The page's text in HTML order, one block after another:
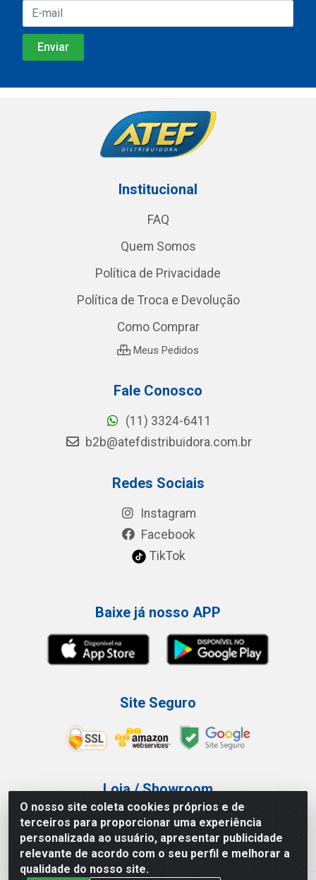
O nosso site coleta cookies próprios e de
terceiros para proporcionar uma experiência
personalizada ao usuário, apresentar publicidade
relevante de acordo com o seu perfil e melhorar a
qualidade do nosso site.
Institucional
FAQ
Quem Somos
Política de Privacidade
Política de Troca e Devolução
Como Comprar
Meus Pedidos
Fale Conosco
(11) 3324-6411
b2b@atefdistribuidora.com.br
Redes Sociais
Instagram
Facebook
TikTok
Baixe já nosso APP
Site Seguro
Loja / Showroom
Tel.: (11) 3227-0546
Av Vautier, 587/597 - Pari - São Paulo/SP